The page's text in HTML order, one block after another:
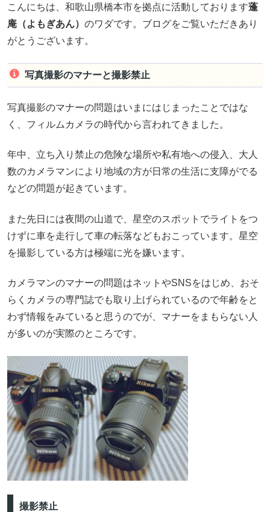
こんにちは、和歌山県橋本市を拠点に活動しております蓬
庵（よもぎあん） のワダです。ブログをご覧いただきあり
がとうございます。
写真撮影のマナーと撮影禁止
写真撮影のマナーの問題はいまにはじまったことではな
く、フィルムカメラの時代から言われてきました。
年中、立ち入り禁止の危険な場所や私有地への侵入、大人
数のカメラマンにより地域の方が日常の生活に支障がでる
などの問題が起きています。
また先日には夜間の山道で、星空のスポットでライトをつ
けずに車を走行して車の転落などもおこっています。星空
を撮影している方は極端に光を嫌います。
カメラマンのマナーの問題はネットやSNSをはじめ、おそ
らくカメラの専門誌でも取り上げられているので年齢をと
わず情報をみていると思うのでが、マナーをまもらない人
が多いのが実際のところです。
撮影禁止